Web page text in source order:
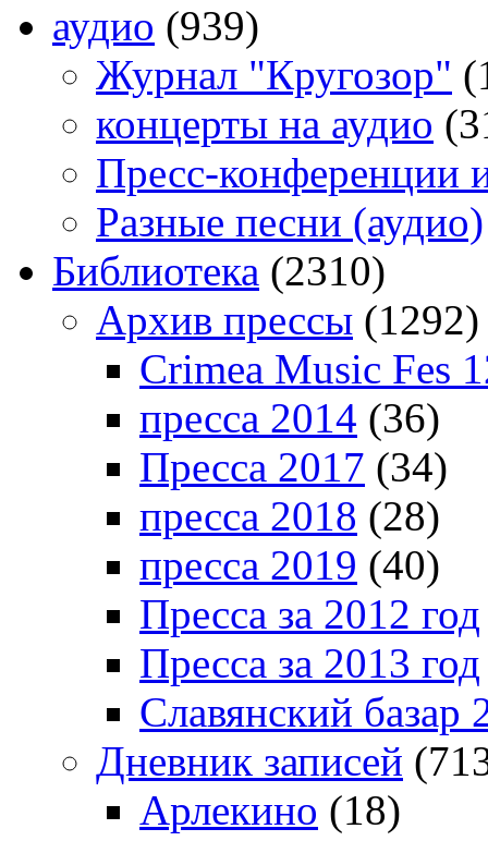
аудио (939)
Журнал "Кругозор"
концерты на аудио
Пресс-конференции
Разные песни (аудио)
Библиотека (2310)
Архив прессы (1292)
Crimea Music Fes
пресса 2014 (36)
Пресса 2017 (34)
пресса 2018 (28)
пресса 2019 (40)
Пресса за 2012 год
Пресса за 2013 год
Славянский базар
Дневник записей
Арлекино (18)